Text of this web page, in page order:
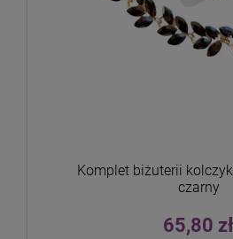
Komplet biżuterii
czarny
65,80 zł